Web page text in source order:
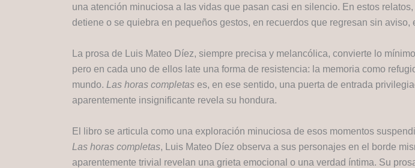
una atención minuciosa a las vidas que pasan casi en silencio. En estos
detiene o se quiebra en pequeños gestos, en recuerdos que regresan sin
La prosa de Luis Mateo Díez, siempre precisa y melancólica, convierte lo
pero en cada uno de ellos late una forma de resistencia: la memoria como
mundo. Las horas completas es, en ese sentido, una puerta de entrada
aparentemente insignificante revela su hondura.
El libro se articula como una exploración minuciosa de esos momentos
Las horas completas, Luis Mateo Díez observa a sus personajes en el borde
aparentemente trivial revelan una grieta emocional o una verdad íntima. Su